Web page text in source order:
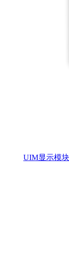
UIM显示模块